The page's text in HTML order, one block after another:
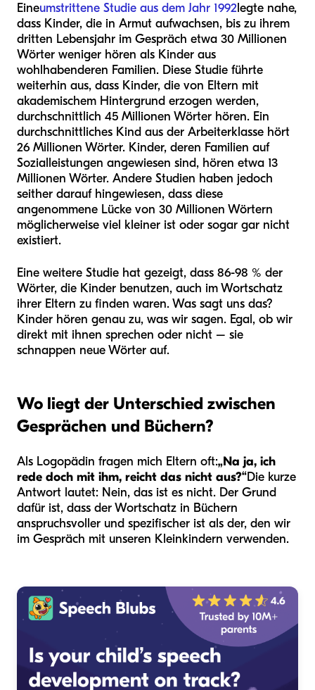
Eineumstrittene Studie aus dem Jahr 1992legte nahe,
dass Kinder, die in Armut aufwachsen, bis zu ihrem
dritten Lebensjahr im Gespräch etwa 30 Millionen
Wörter weniger hören als Kinder aus
wohlhabenderen Familien. Diese Studie führte
weiterhin aus, dass Kinder, die von Eltern mit
akademischem Hintergrund erzogen werden,
durchschnittlich 45 Millionen Wörter hören. Ein
durchschnittliches Kind aus der Arbeiterklasse hört
26 Millionen Wörter. Kinder, deren Familien auf
Sozialleistungen angewiesen sind, hören etwa 13
Millionen Wörter. Andere Studien haben jedoch
seither darauf hingewiesen, dass diese
angenommene Lücke von 30 Millionen Wörtern
möglicherweise viel kleiner ist oder sogar gar nicht
existiert.
Eine weitere Studie hat gezeigt, dass 86-98 % der
Wörter, die Kinder benutzen, auch im Wortschatz
ihrer Eltern zu finden waren. Was sagt uns das?
Kinder hören genau zu, was wir sagen. Egal, ob wir
direkt mit ihnen sprechen oder nicht – sie
schnappen neue Wörter auf.
Wo liegt der Unterschied zwischen
Gesprächen und Büchern?
Als Logopädin fragen mich Eltern oft:„Na ja, ich
rede doch mit ihm, reicht das nicht aus?“Die kurze
Antwort lautet: Nein, das ist es nicht. Der Grund
dafür ist, dass der Wortschatz in Büchern
anspruchsvoller und spezifischer ist als der, den wir
im Gespräch mit unseren Kleinkindern verwenden.